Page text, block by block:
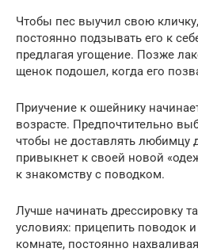
Чтобы пес выучил свою
постоянно подзывать его к
предлагая угощение. Позже
щенок подошел, когда его
Приучение к ошейнику
возрасте. Предпочтительно
чтобы не доставлять любимцу
привыкнет к своей новой
к знакомству с поводком.
Лучше начинать дрессировку
условиях: прицепить поводок
комнате, постоянно